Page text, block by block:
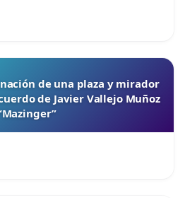
de una plaza y mirador
de Javier Vallejo Muñoz